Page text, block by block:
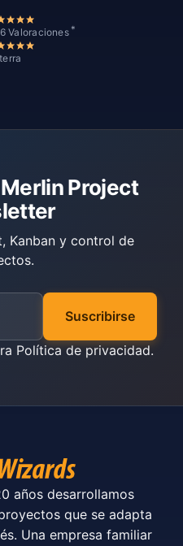
Valoraciones *
Project
Kanban y control de
Suscribirse
Política de privacidad.
años desarrollamos
que se adapta
Una empresa familiar